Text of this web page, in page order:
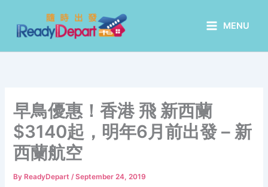
content
MENU
早鳥優惠！香港 飛 新西蘭
$3140起，明年6月前出發 – 新
西蘭航空
By ReadyDepart/September 24, 2019